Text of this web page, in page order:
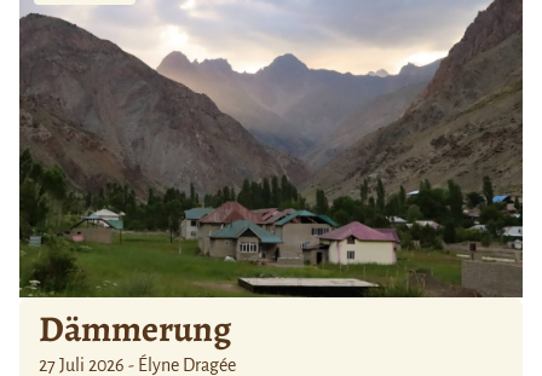
Dämmerung
27 Juli 2026 - Élyne Dragée